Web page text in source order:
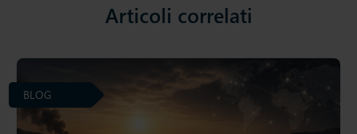
Articoli correlati
BLOG